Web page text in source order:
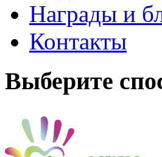
Награды и
Контакты
Выберите